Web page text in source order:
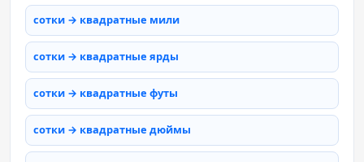
сотки → квадратные мили
сотки → квадратные ярды
сотки → квадратные футы
сотки → квадратные дюймы